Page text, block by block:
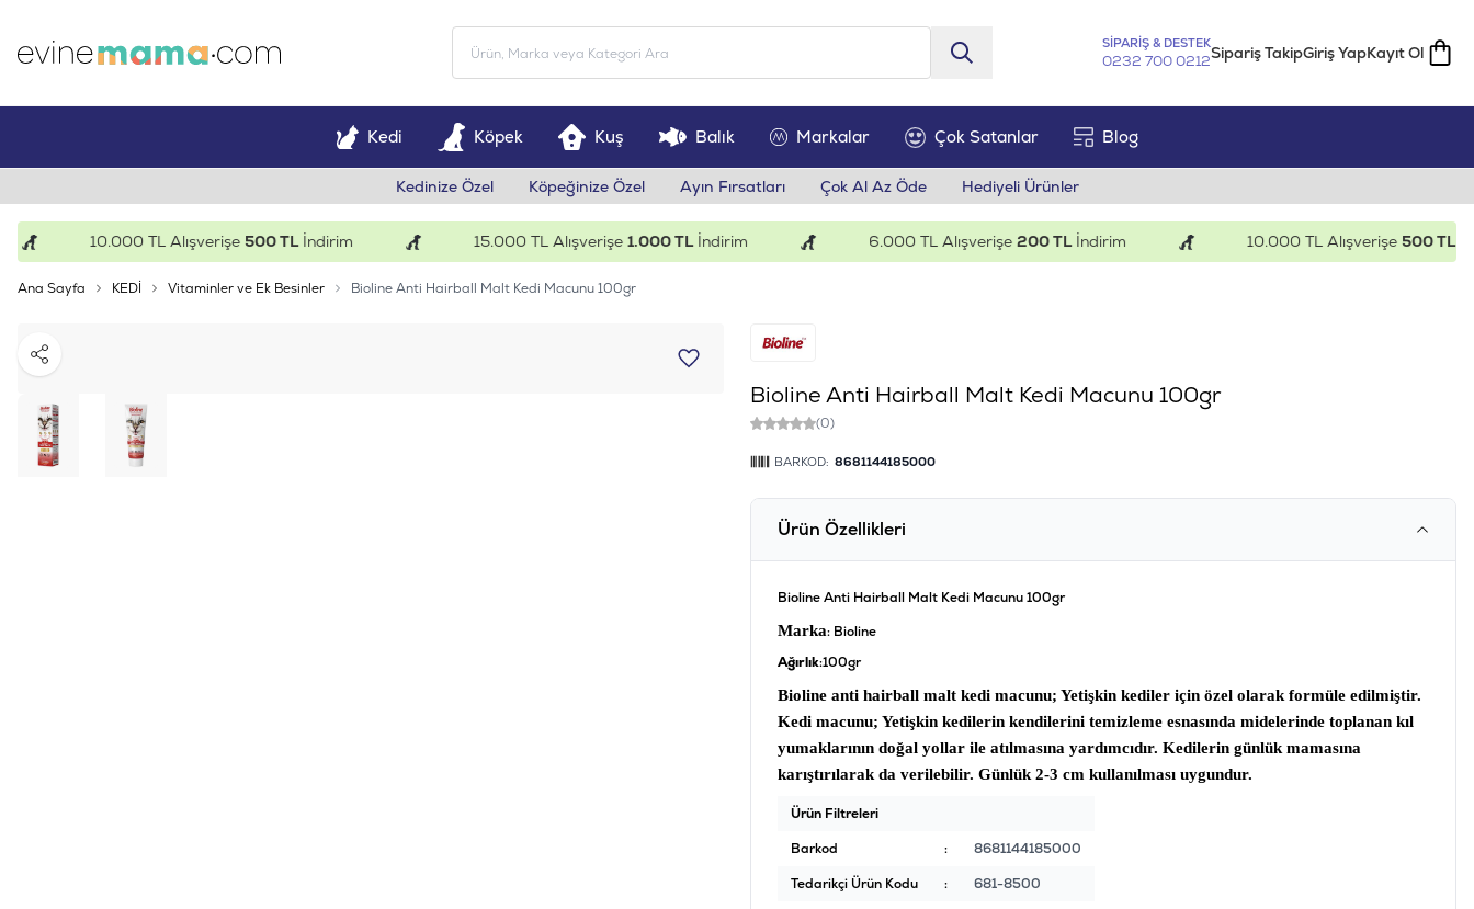
SİPARİŞ & DESTEK
0232 700 0212Sipariş TakipGiriş YapKayıt Ol
Kedi Köpek Kuş Balık Markalar Çok Satanlar Blog
Kedinize Özel Köpeğinize Özel Ayın Fırsatları Çok Al Az Öde Hediyeli Ürünler
10.000 TL Alışverişe500 TLİndirim 15.000 TL Alışverişe1.000 TLİndirim 6.000 TL Alışverişe200 TLİndirim 10.000 TL Alışverişe500 TL
Ana Sayfa KEDİ Vitaminler ve Ek Besinler Bioline Anti Hairball Malt Kedi Macunu 100gr
Paylaş
Bioline Anti Hairball Malt Kedi Macunu 100gr
(0)
BARKOD: 8681144185000
Ürün Özellikleri
Bioline Anti Hairball Malt Kedi Macunu 100gr
Marka: Bioline
Ağırlık:100gr
Bioline anti hairball malt kedi macunu; Yetişkin kediler için özel olarak formüle edilmiştir.
Kedi macunu; Yetişkin kedilerin kendilerini temizleme esnasında midelerinde toplanan kıl
yumaklarının doğal yollar ile atılmasına yardımcıdır. Kedilerin günlük mamasına
karıştırılarak da verilebilir. Günlük 2-3 cm kullanılması uygundur.
Ürün Filtreleri
Barkod
:
8681144185000
Tedarikçi Ürün Kodu
: 681-8500